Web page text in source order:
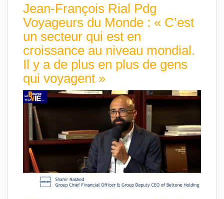
Jean-François Rial Pdg
Voyageurs du Monde : « C’est
un secteur qui est en
croissance au niveau mondial.
Il y a de plus en plus de gens
qui voyagent »